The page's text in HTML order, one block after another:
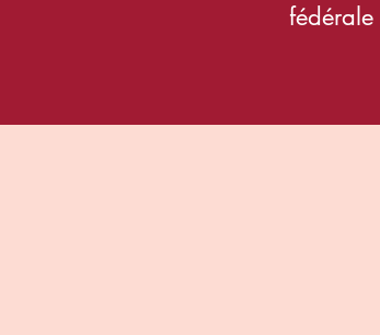
fédérale